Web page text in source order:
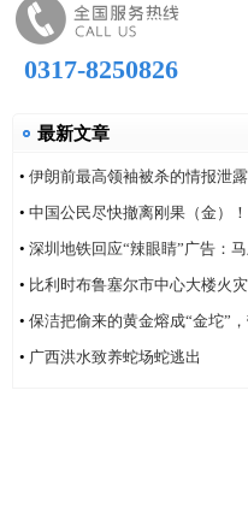
0317-8250826
最新文章
• 伊朗前最高领袖被杀的情报泄露
问题，“很可能仍然存在”
• 中国公民尽快撤离刚果（金）！
• 深圳地铁回应“辣眼睛”广告：
改！
• 比利时布鲁塞尔市中心大楼火灾
造成6人死亡
• 保洁把偷来的黄金熔成“金坨”
着家人连夜逃跑
• 广西洪水致养蛇场蛇逃出